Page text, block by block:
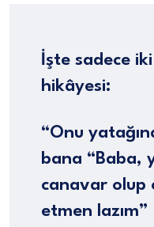
İşte sadece
hikâyesi:
“Onu
bana “Baba,
canavar olup
etmen